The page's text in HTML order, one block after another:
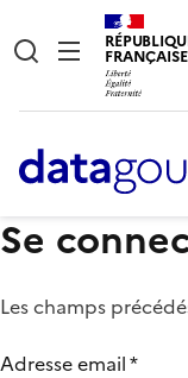
FRANÇAISE
Se
Les champs
Adresse email*